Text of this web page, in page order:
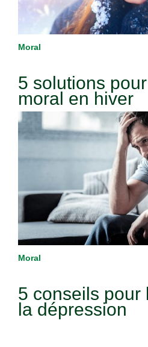
Moral
5 solutions
moral en hiver
Moral
5 conseils pour
la dépression